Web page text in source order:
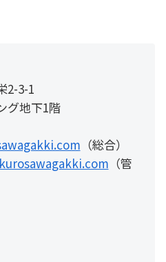
2-3-1
グ地下1階
（総合）
（管